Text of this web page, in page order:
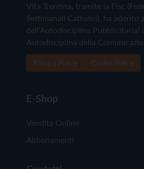
Vita Trentina, tramite la Fisc
Settimanali Cattolici), ha aderito
dell'Autodisciplina Pubblicitaria)
Autodisciplina della
E-Shop
Vendita Online
Abbonamenti